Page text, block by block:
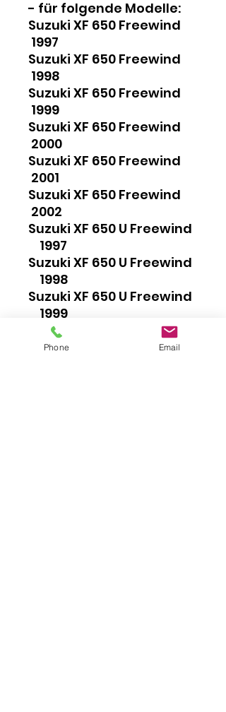
- für folgende Modelle:
Suzuki XF 650 Freewind
1997
Suzuki XF 650 Freewind
1998
Suzuki XF 650 Freewind
1999
Suzuki XF 650 Freewind
2000
Suzuki XF 650 Freewind
2001
Suzuki XF 650 Freewind
2002
Suzuki XF 650 U Freewind
1997
Suzuki XF 650 U Freewind
1998
Suzuki XF 650 U Freewind
1999
Suzuki XF 650 U Freewind
2000
Phone Email